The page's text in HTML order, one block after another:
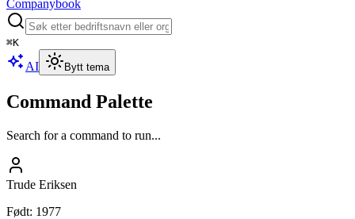
Companybook
⌘K
AI Bytt tema
Command Palette
Search for a command to run...
Trude Eriksen
Født: 1977